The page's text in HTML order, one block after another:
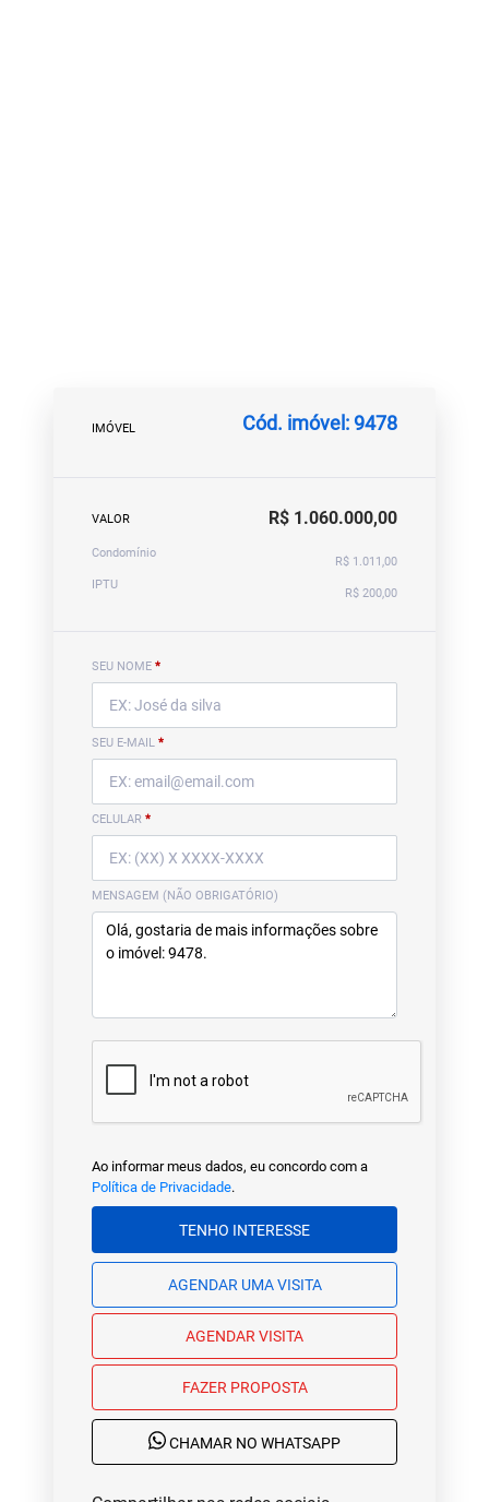
IMÓVEL Cód. imóvel: 9478
VALOR R$ 1.060.000,00
Condomínio
R$ 1.011,00
IPTU
R$ 200,00
SEU NOME *
SEU E-MAIL *
CELULAR *
MENSAGEM (NÃO OBRIGATÓRIO)
Ao informar meus dados, eu concordo com a
Política de Privacidade.
TENHO INTERESSE
AGENDAR UMA VISITA
AGENDAR VISITA
FAZER PROPOSTA
CHAMAR NO WHATSAPP